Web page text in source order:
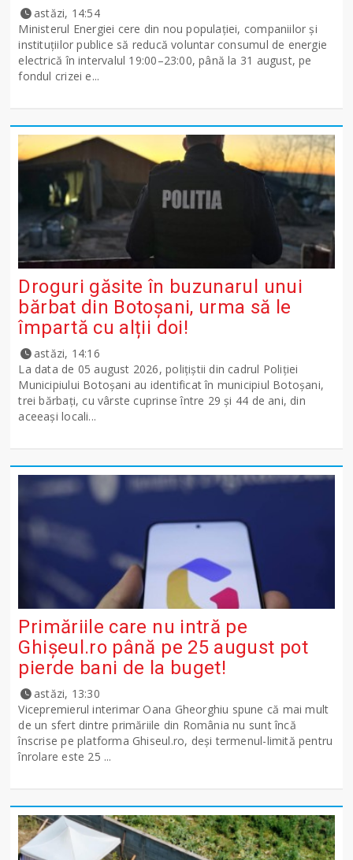
astăzi, 14:54
Ministerul Energiei cere din nou populației, companiilor și
instituțiilor publice să reducă voluntar consumul de energie
electrică în intervalul 19:00–23:00, până la 31 august, pe
fondul crizei e...
Droguri găsite în buzunarul unui
bărbat din Botoșani, urma să le
împartă cu alții doi!
astăzi, 14:16
La data de 05 august 2026, polițiștii din cadrul Poliției
Municipiului Botoșani au identificat în municipiul Botoșani,
trei bărbați, cu vârste cuprinse între 29 și 44 de ani, din
aceeași locali...
Primăriile care nu intră pe
Ghişeul.ro până pe 25 august pot
pierde bani de la buget!
astăzi, 13:30
Vicepremierul interimar Oana Gheorghiu spune că mai mult
de un sfert dintre primăriile din România nu sunt încă
înscrise pe platforma Ghiseul.ro, deși termenul-limită pentru
înrolare este 25 ...